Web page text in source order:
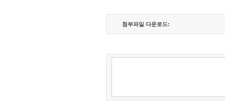
첨부파일 다운로드: